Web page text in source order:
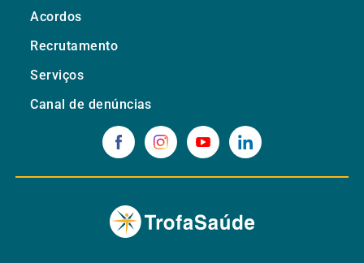
Acordos
Recrutamento
Serviços
Canal de denúncias